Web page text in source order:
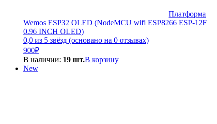
Платформа
Wemos ESP32 OLED (NodeMCU wifi ESP8266 ESP-12F
0.96 INCH OLED)
0,0 из 5 звёзд (основано на 0 отзывах)
900₽
В наличии: 19 шт.В корзину
New